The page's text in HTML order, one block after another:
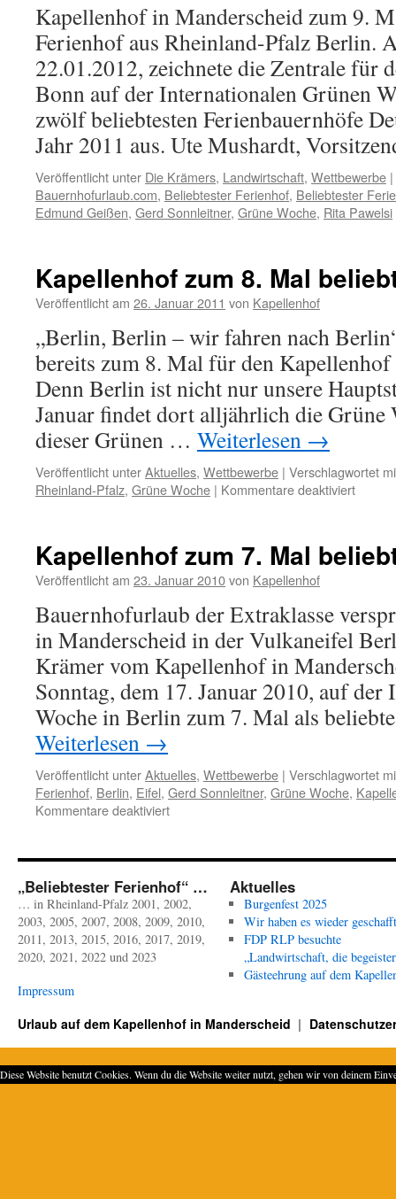
Kapellenhof in Manderscheid zum 9.
Ferienhof aus Rheinland-Pfalz Berlin.
22.01.2012, zeichnete die Zentrale für
Bonn auf der Internationalen Grünen
zwölf beliebtesten Ferienbauernhöfe
Jahr 2011 aus. Ute Mushardt,
Veröffentlicht unter Die Krämers, Landwirtschaft, Wettbewerbe |
Bauernhofurlaub.com, Beliebtester Ferienhof, Beliebtester
Edmund Geißen, Gerd Sonnleitner, Grüne Woche, Rita Pawelsi
Kapellenhof zum 8. Mal
Veröffentlicht am 26. Januar 2011 von Kapellenhof
„Berlin, Berlin – wir fahren nach
bereits zum 8. Mal für den
Denn Berlin ist nicht nur unsere
Januar findet dort alljährlich die Grüne
dieser Grünen … Weiterlesen →
Veröffentlicht unterAktuelles, Wettbewerbe | Verschlagwortet
Rheinland-Pfalz, Grüne Woche | Kommentare deaktiviertfür
Mal
Kapellenhof zum 7. Mal
Veröffentlicht am 23. Januar 2010von Kapellenhof
Bauernhofurlaub der Extraklasse
in Manderscheid in der Vulkaneifel
Krämer vom Kapellenhof in
Sonntag, dem 17. Januar 2010, auf
Woche in Berlin zum 7. Mal als
Weiterlesen →
Veröffentlicht unterAktuelles, Wettbewerbe | Verschlagwortet
Ferienhof, Berlin, Eifel, Gerd Sonnleitner, Grüne Woche,
Kommentare deaktiviertfür
7.
Mal
beliebtester
Ferienhof
„Beliebtester Ferienhof“ …
… in Rheinland-Pfalz 2001, 2002,
2003, 2005, 2007, 2008, 2009, 2010,
2011, 2013, 2015, 2016, 2017, 2019,
2020, 2021, 2022 und 2023
Impressum
Aktuelles
Burgenfest 2025
Wir haben es wieder
FDP RLP besuchte
„Landwirtschaft, die
Gästeehrung auf dem
Urlaub auf dem Kapellenhof in Manderscheid
Diese Website benutzt Cookies. Wenn du die Website weiter nutzt, gehen wir von deinem